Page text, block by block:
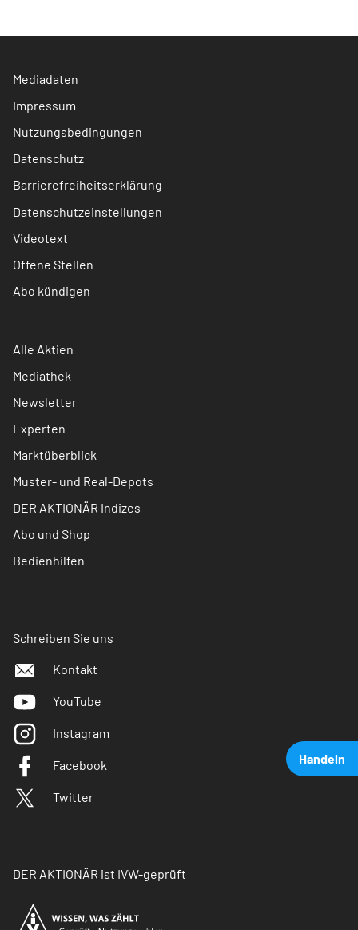
Handeln
Mediadaten
Impressum
Nutzungsbedingungen
Datenschutz
Barrierefreiheitserklärung
Datenschutzeinstellungen
Videotext
Offene Stellen
Abo kündigen
Alle Aktien
Mediathek
Newsletter
Experten
Marktüberblick
Muster- und Real-Depots
DER AKTIONÄR Indizes
Abo und Shop
Bedienhilfen
Schreiben Sie uns
Kontakt
YouTube
Instagram
Facebook
Twitter
DER AKTIONÄR ist IVW-geprüft